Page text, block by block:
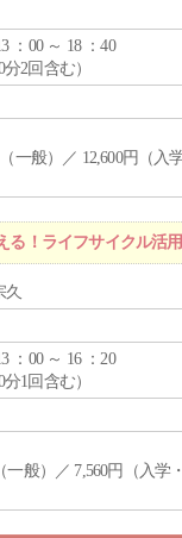
：00 ～ 18 ：40
分2回含む）
（一般）／ 12,600円（入
る！ライフサイクル活
：00 ～ 16 ：20
分1回含む）
一般）／ 7,560円（入学